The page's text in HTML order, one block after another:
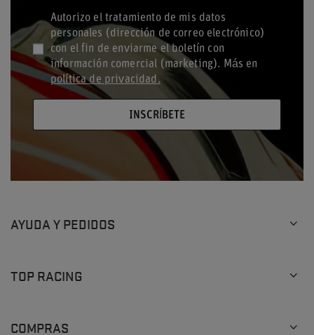
Autorizo el tratamiento de mis datos
personales (dirección de correo electrónico)
con el fin de enviarme el boletín con
información comercial (marketing). Más en
política de privacidad.
INSCRÍBETE
AYUDA Y PEDIDOS
TOP RACING
COMPRAS